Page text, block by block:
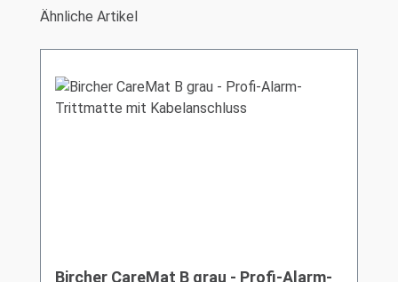
Produktgalerie überspringen
Ähnliche Artikel
Bircher CareMat B grau - Profi-Alarm-